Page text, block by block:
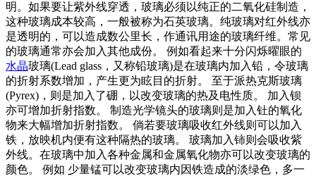
明。如果要让紫外线穿透，玻璃必须以纯正的二氧化硅制造，
这种玻璃成本较高，一般被称为石英玻璃。纯玻璃对红外线亦
是透明的，可以造成数公里长，作通讯用途的玻璃纤维。常见
的玻璃通常亦会加入其他成份。 例如看起来十分闪烁曜眼的
水晶玻璃(Lead glass，又称铅玻璃)是在玻璃内加入铅，令玻璃
的折射系数增加，产生更为眩目的折射。 至于派热克斯玻璃
(Pyrex)，则是加入了硼，以改变玻璃的热及电性质。 加入钡
亦可增加折射指数。 制造光学镜头的玻璃则是加入钍的氧化
物来大幅增加折射指数。 倘若要玻璃吸收红外线则可以加入
铁，放映机内便有这种隔热的玻璃。 玻璃加入铈则会吸收紫
外线。在玻璃中加入各种金属和金属氧化物亦可以改变玻璃的
颜色。 例如 少量锰可以改变玻璃内因铁造成的淡绿色，多一